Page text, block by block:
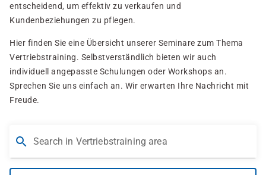
entscheidend, um effektiv zu verkaufen und
Kundenbeziehungen zu pflegen.
Hier finden Sie eine Übersicht unserer Seminare zum Thema
Vertriebstraining. Selbstverständlich bieten wir auch
individuell angepasste Schulungen oder Workshops an.
Sprechen Sie uns einfach an. Wir erwarten Ihre Nachricht mit
Freude.
Search in Vertriebstraining area